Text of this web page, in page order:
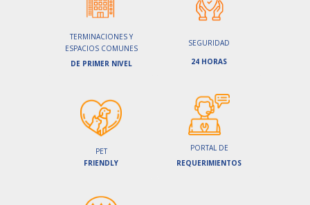
TERMINACIONES Y
ESPACIOS COMUNES
DE PRIMER NIVEL
SEGURIDAD
24 HORAS
PET
FRIENDLY
PORTAL DE
REQUERIMIENTOS